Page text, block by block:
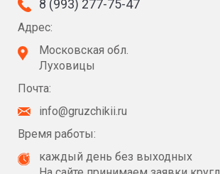
8 (993) 277-75-47
Адрес:
Московская обл.
Луховицы
Почта:
info@gruzchikii.ru
Время работы:
каждый день без выходных